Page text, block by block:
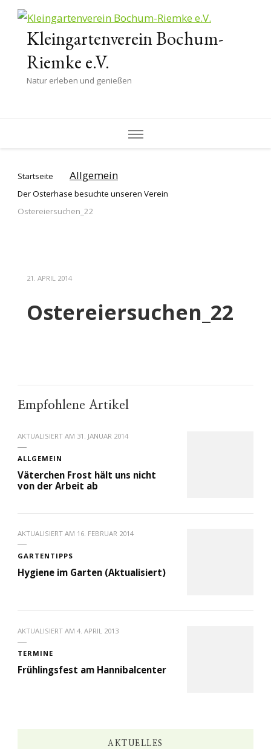
Kleingartenverein Bochum-
Riemke e.V.
Natur erleben und genießen
Startseite Allgemein
Der Osterhase besuchte unseren Verein
Ostereiersuchen_22
21. APRIL 2014
Ostereiersuchen_22
Empfohlene Artikel
AKTUALISIERT AM 31. JANUAR 2014
ALLGEMEIN
Väterchen Frost hält uns nicht
von der Arbeit ab
AKTUALISIERT AM 16. FEBRUAR 2014
GARTENTIPPS
Hygiene im Garten (Aktualisiert)
AKTUALISIERT AM 4. APRIL 2013
TERMINE
Frühlingsfest am Hannibalcenter
AKTUELLES